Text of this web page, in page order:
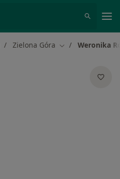
Zielona Góra Zmień miasto
Weronika